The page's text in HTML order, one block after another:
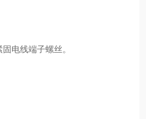
电线端子螺丝。